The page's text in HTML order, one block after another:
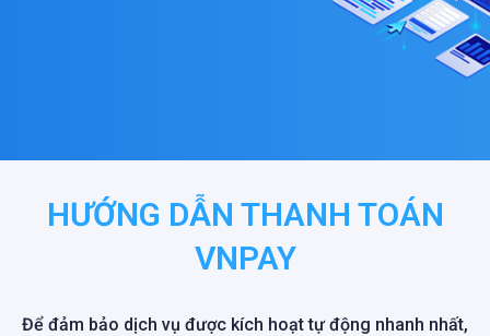
HƯỚNG DẪN THANH TOÁN
VNPAY
Để đảm bảo dịch vụ được kích hoạt tự động nhanh nhất,